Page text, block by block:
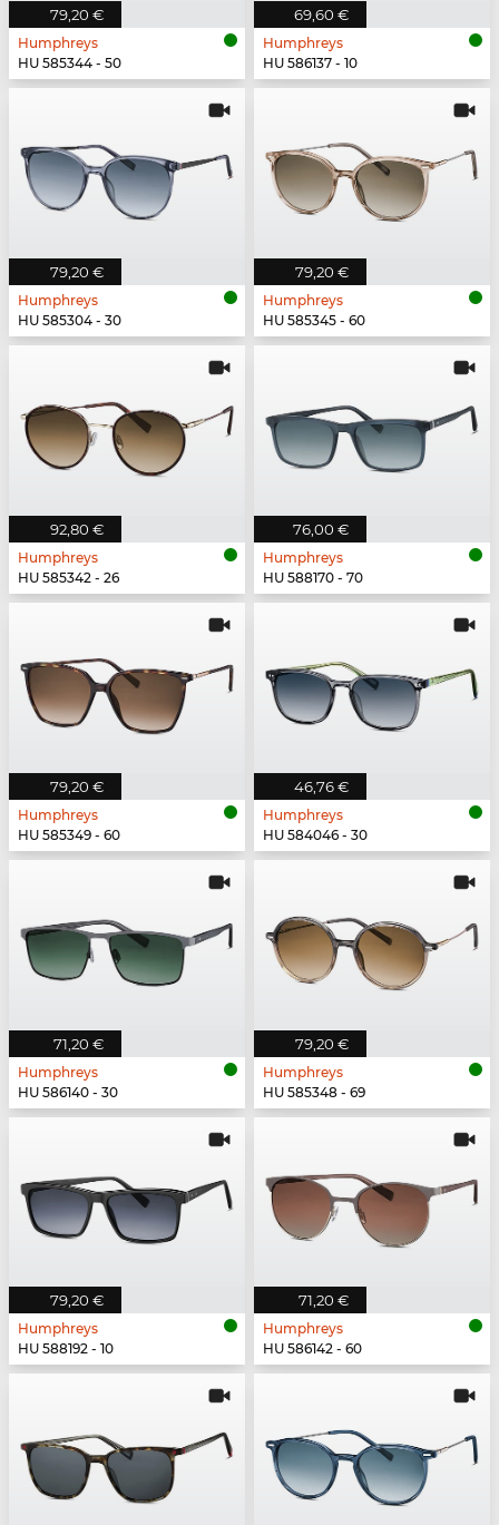
79,20 €
Humphreys
HU 585344 - 50
69,60 €
Humphreys
HU 586137 - 10
79,20 €
Humphreys
HU 585304 - 30
79,20 €
Humphreys
HU 585345 - 60
92,80 €
Humphreys
HU 585342 - 26
76,00 €
Humphreys
HU 588170 - 70
79,20 €
Humphreys
HU 585349 - 60
46,76 €
Humphreys
HU 584046 - 30
71,20 €
Humphreys
HU 586140 - 30
79,20 €
Humphreys
HU 585348 - 69
79,20 €
Humphreys
HU 588192 - 10
71,20 €
Humphreys
HU 586142 - 60